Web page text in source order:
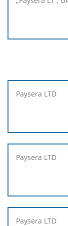
Paysera